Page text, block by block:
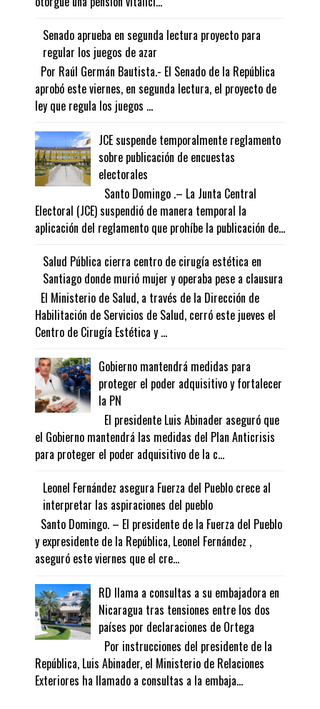
Senado aprueba en segunda lectura proyecto para
regular los juegos de azar
Por Raúl Germán Bautista.- El Senado de la República
aprobó este viernes, en segunda lectura, el proyecto de
ley que regula los juegos ...
JCE suspende temporalmente reglamento
sobre publicación de encuestas
electorales
Santo Domingo .– La Junta Central
Electoral (JCE) suspendió de manera temporal la
aplicación del reglamento que prohíbe la publicación de...
Salud Pública cierra centro de cirugía estética en
Santiago donde murió mujer y operaba pese a clausura
El Ministerio de Salud, a través de la Dirección de
Habilitación de Servicios de Salud, cerró este jueves el
Centro de Cirugía Estética y ...
Gobierno mantendrá medidas para
proteger el poder adquisitivo y fortalecer
la PN
El presidente Luis Abinader aseguró que
el Gobierno mantendrá las medidas del Plan Anticrisis
para proteger el poder adquisitivo de la c...
Leonel Fernández asegura Fuerza del Pueblo crece al
interpretar las aspiraciones del pueblo
Santo Domingo. – El presidente de la Fuerza del Pueblo
y expresidente de la República, Leonel Fernández ,
aseguró este viernes que el cre...
RD llama a consultas a su embajadora en
Nicaragua tras tensiones entre los dos
países por declaraciones de Ortega
Por instrucciones del presidente de la
República, Luis Abinader, el Ministerio de Relaciones
Exteriores ha llamado a consultas a la embaja...